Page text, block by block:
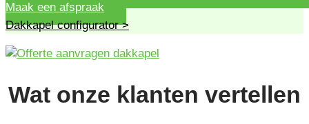
Maak een afspraak
Dakkapel configurator >
Wat onze klanten vertellen